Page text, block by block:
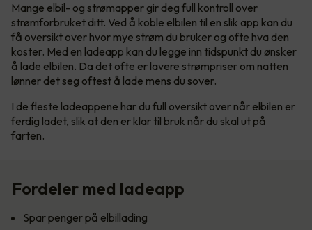
Mange elbil- og strømapper gir deg full kontroll over
strømforbruket ditt. Ved å koble elbilen til en slik app kan du
få oversikt over hvor mye strøm du bruker og ofte hva den
koster. Med en ladeapp kan du legge inn tidspunkt du ønsker
å lade elbilen. Da det ofte er lavere strømpriser om natten
lønner det seg oftest å lade mens du sover.
I de fleste ladeappene har du full oversikt over når elbilen er
ferdig ladet, slik at den er klar til bruk når du skal ut på
farten.
Fordeler med ladeapp
Spar penger på elbillading